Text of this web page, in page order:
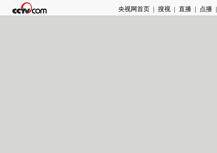
央视网首页 | 搜视 | 直播 | 点播 |